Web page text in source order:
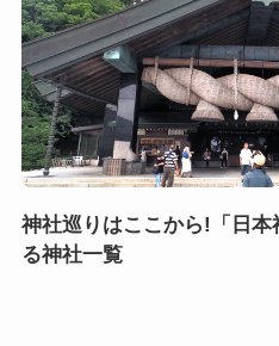
神社巡りはここから!「日
る神社一覧